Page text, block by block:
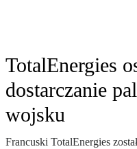
TotalEnergies
dostarczanie
wojsku
Francuski TotalEnergies